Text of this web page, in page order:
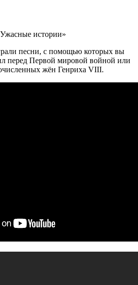
истории»
песни, с помощью которых вы
перед Первой мировой войной или
жён Генриха VIII.